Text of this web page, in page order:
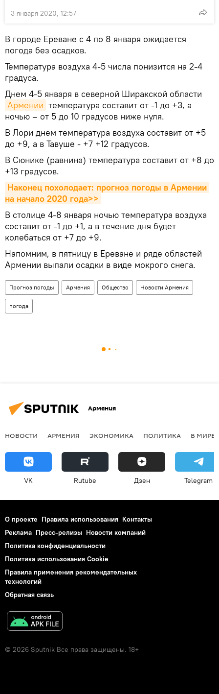
3 января 2020, 12:57
В городе Ереване с 4 по 8 января ожидается
погода без осадков.
Температура воздуха 4-5 числа понизится на 2-4
градуса.
Днем 4-5 января в северной Ширакской области
Армении температура составит от -1 до +3, а
ночью – от 5 до 10 градусов ниже нуля.
В Лори днем температура воздуха составит от +5
до +9, а в Тавуше - +7 +12 градусов.
В Сюнике (равнина) температура составит от +8 до
+13 градусов.
Наконец похолодает: прогноз погоды в Армении
на начало 2020 года>>
В столице 4-8 января ночью температура воздуха
составит от -1 до +1, а в течение дня будет
колебаться от +7 до +9.
Напомним, в пятницу в Ереване и ряде областей
Армении выпали осадки в виде мокрого снега.
Прогноз погоды Армения Общество Новости Армения
погода
Армения
НОВОСТИ АРМЕНИЯ ЭКОНОМИКА ПОЛИТИКА В МИРЕ
VK Rutube Дзен Telegram
О проекте Правила использования Контакты
Реклама Пресс-релизы Новости компаний
Политика конфиденциальности
Политика использования Cookie
Правила применения рекомендательных
технологий
Обратная связь
© 2026 Sputnik Все права защищены. 18+